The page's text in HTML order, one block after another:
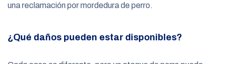
una reclamación por mordedura de perro.
¿Qué daños pueden estar disponibles?